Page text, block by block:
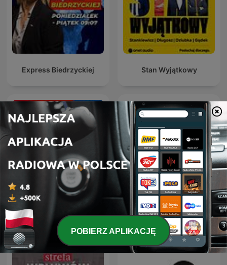
Express Biedrzyckiej Stan Wyjątkowy
Hondelatte Raconte Dział Zagraniczny
POBIERZ APLIKACJĘ